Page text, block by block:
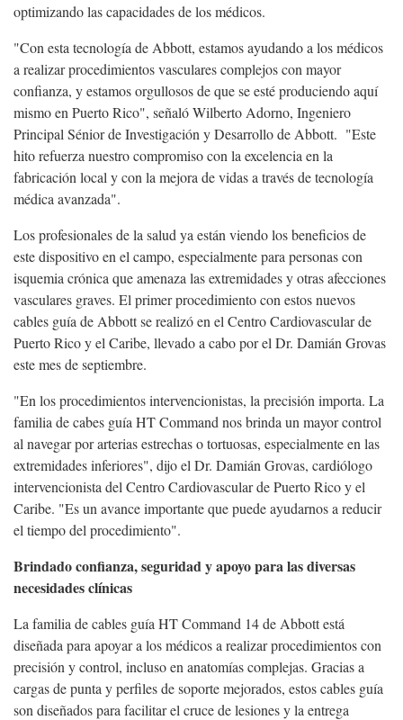
optimizando las capacidades de los médicos.
"Con esta tecnología de Abbott, estamos ayudando a los médicos
a realizar procedimientos vasculares complejos con mayor
confianza, y estamos orgullosos de que se esté produciendo aquí
mismo en Puerto Rico", señaló Wilberto Adorno, Ingeniero
Principal Sénior de Investigación y Desarrollo de Abbott. "Este
hito refuerza nuestro compromiso con la excelencia en la
fabricación local y con la mejora de vidas a través de tecnología
médica avanzada".
Los profesionales de la salud ya están viendo los beneficios de
este dispositivo en el campo, especialmente para personas con
isquemia crónica que amenaza las extremidades y otras afecciones
vasculares graves. El primer procedimiento con estos nuevos
cables guía de Abbott se realizó en el Centro Cardiovascular de
Puerto Rico y el Caribe, llevado a cabo por el Dr. Damián Grovas
este mes de septiembre.
"En los procedimientos intervencionistas, la precisión importa. La
familia de cabes guía HT Command nos brinda un mayor control
al navegar por arterias estrechas o tortuosas, especialmente en las
extremidades inferiores", dijo el Dr. Damián Grovas, cardiólogo
intervencionista del Centro Cardiovascular de Puerto Rico y el
Caribe. "Es un avance importante que puede ayudarnos a reducir
el tiempo del procedimiento".
Brindado confianza, seguridad y apoyo para las diversas
necesidades clínicas
La familia de cables guía HT Command 14 de Abbott está
diseñada para apoyar a los médicos a realizar procedimientos con
precisión y control, incluso en anatomías complejas. Gracias a
cargas de punta y perfiles de soporte mejorados, estos cables guía
son diseñados para facilitar el cruce de lesiones y la entrega